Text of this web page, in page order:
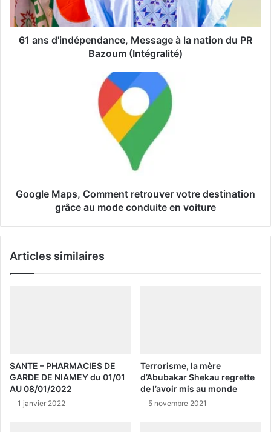
61 ans d'indépendance, Message à la nation du PR
Bazoum (Intégralité)
Google Maps, Comment retrouver votre destination
grâce au mode conduite en voiture
Articles similaires
SANTE – PHARMACIES DE
GARDE DE NIAMEY du 01/01
AU 08/01/2022
1 janvier 2022
Terrorisme, la mère
d’Abubakar Shekau regrette
de l’avoir mis au monde
5 novembre 2021